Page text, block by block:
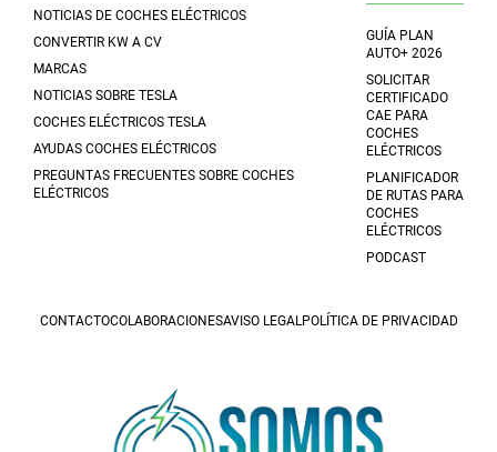
NOTICIAS DE COCHES ELÉCTRICOS
CONVERTIR KW A CV
MARCAS
NOTICIAS SOBRE TESLA
COCHES ELÉCTRICOS TESLA
AYUDAS COCHES ELÉCTRICOS
PREGUNTAS FRECUENTES SOBRE COCHES
ELÉCTRICOS
GUÍA PLAN
AUTO+ 2026
SOLICITAR
CERTIFICADO
CAE PARA
COCHES
ELÉCTRICOS
PLANIFICADOR
DE RUTAS PARA
COCHES
ELÉCTRICOS
PODCAST
CONTACTOCOLABORACIONESAVISO LEGALPOLÍTICA DE PRIVACIDAD